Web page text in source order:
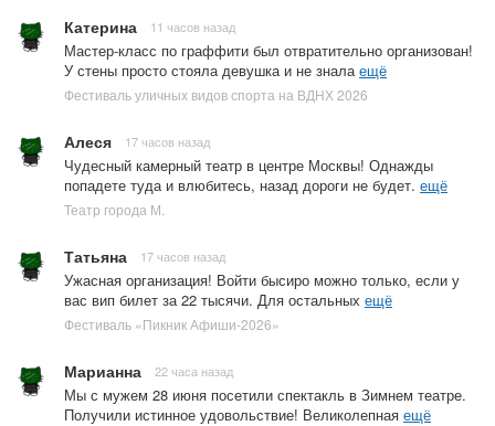
Катерина 11 часов назад
Мастер-класс по граффити был отвратительно организован!
У стены просто стояла девушка и не зналаещё
Фестиваль уличных видов спорта на ВДНХ 2026
Алеся 17 часов назад
Чудесный камерный театр в центре Москвы! Однажды
попадете туда и влюбитесь, назад дороги не будет. ещё
Театр города М.
Татьяна 17 часов назад
Ужасная организация! Войти бысиро можно только, если у
вас вип билет за 22 тысячи. Для остальных ещё
Фестиваль «Пикник Афиши-2026»
Марианна 22 часа назад
Мы с мужем 28 июня посетили спектакль в Зимнем театре.
Получили истинное удовольствие! Великолепная ещё